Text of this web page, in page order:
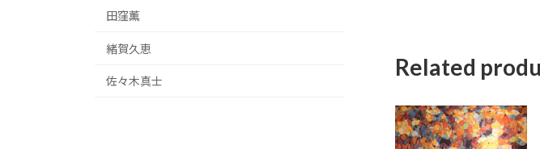
Related
田窪薫
緒賀久恵
佐々木真士